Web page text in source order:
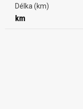
Délka (km)
km